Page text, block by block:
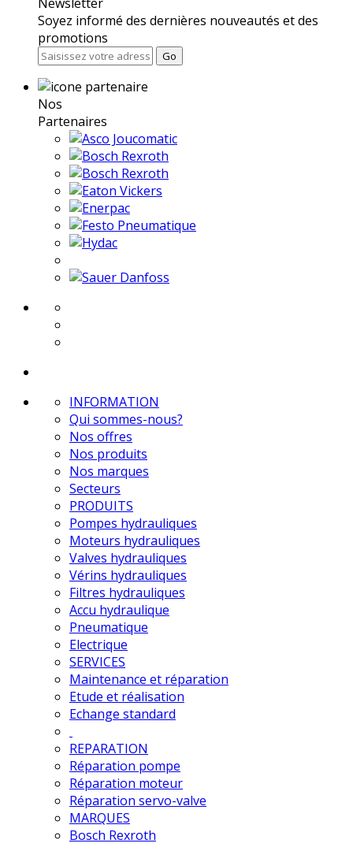
Soyez informé des dernières nouveautés et des
promotions
Go
Nos
Partenaires
INFORMATION
Qui sommes-nous?
Nos offres
Nos produits
Nos marques
Secteurs
PRODUITS
Pompes hydrauliques
Moteurs hydrauliques
Valves hydrauliques
Vérins hydrauliques
Filtres hydrauliques
Accu hydraulique
Pneumatique
Electrique
SERVICES
Maintenance et réparation
Etude et réalisation
Echange standard
REPARATION
Réparation pompe
Réparation moteur
Réparation servo-valve
MARQUES
Bosch Rexroth